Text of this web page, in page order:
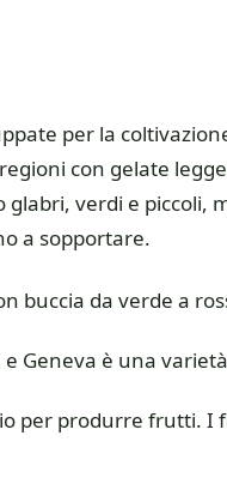
per la
con gelate
glabri, verdi e piccoli,
a sopportare.
buccia da verde a
Geneva è una varietà
per produrre frutti. I